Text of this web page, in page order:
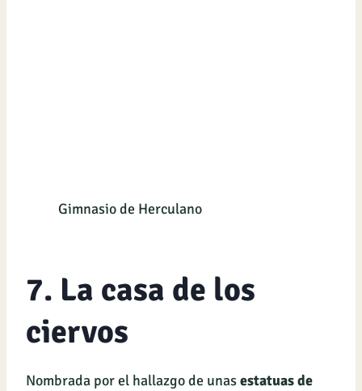
Gimnasio de Herculano
7. La casa de los
ciervos
Nombrada por el hallazgo de unasestatuas de